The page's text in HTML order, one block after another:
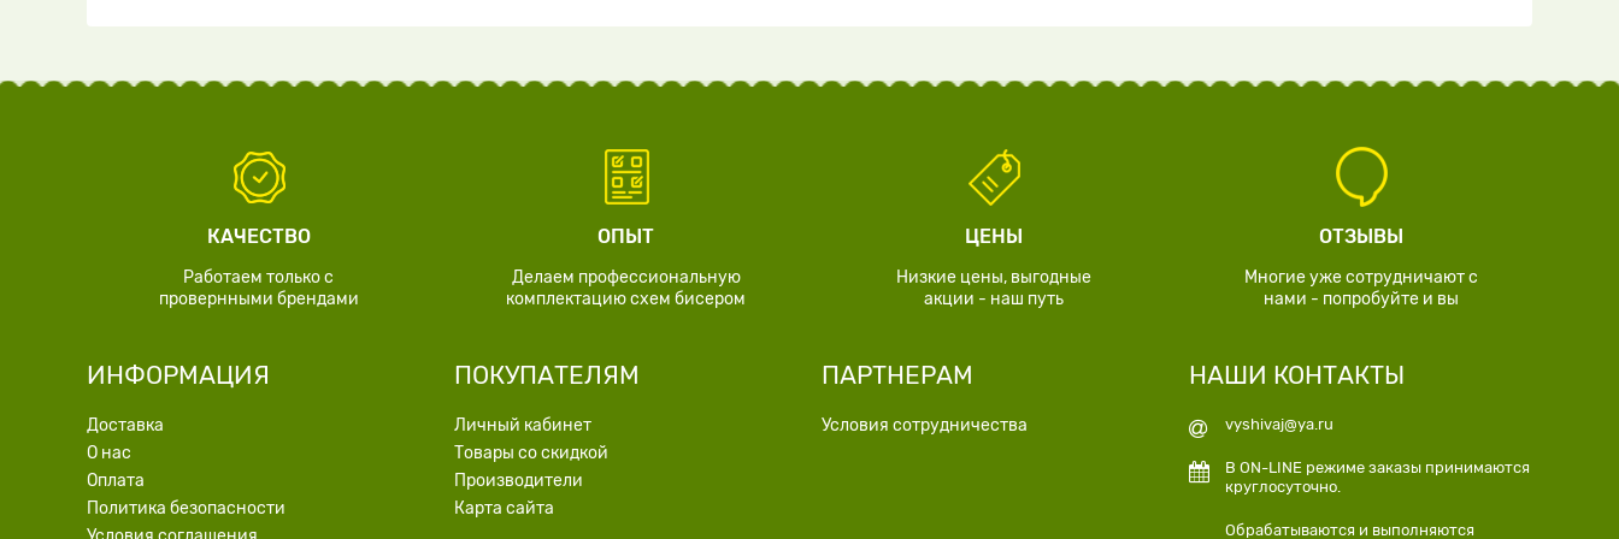
КАЧЕСТВО
Работаем только с
провернными брендами
ОПЫТ
Делаем профессиональную
комплектацию схем бисером
ЦЕНЫ
Низкие цены, выгодные
акции - наш путь
ОТЗЫВЫ
Многие уже сотрудничают с
нами - попробуйте и вы
ИНФОРМАЦИЯ
Доставка
О нас
Оплата
Политика безопасности
ПОКУПАТЕЛЯМ
Личный кабинет
Товары со скидкой
Производители
Карта сайта
ПАРТНЕРАМ
Условия сотрудничества
НАШИ КОНТАКТЫ
vyshivaj@ya.ru
В ON-LINE режиме заказы принимаются
круглосуточно.
Обрабатываются и выполняются